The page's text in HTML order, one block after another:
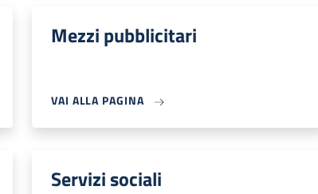
Mezzi pubblicitari
VAI ALLA PAGINA
Servizi sociali